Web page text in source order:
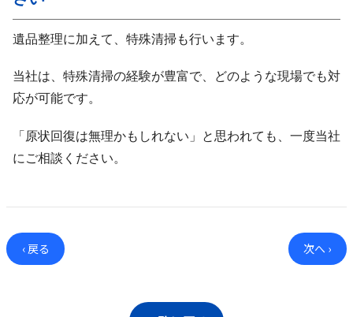
遺品整理に加えて、特殊清掃も行います。
当社は、特殊清掃の経験が豊富で、どのような現場でも対
応が可能です。
「原状回復は無理かもしれない」と思われても、一度当社
にご相談ください。
‹ 戻る 次へ ›